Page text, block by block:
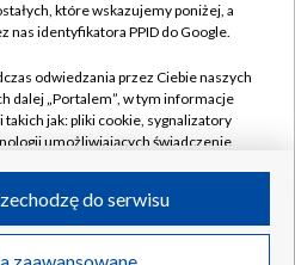
Pomoc
Kontakt
Kanały
S.A. w likwidacji
które wskazujemy poniżej, a
nas identyfikatora PPID do Google.
odwiedzania przez Ciebie naszych
dalej „Portalem”, w tym informacje
jak: pliki cookie, sygnalizatory
umożliwiających świadczenie
odwiedzania przez Ciebie
do serwisu